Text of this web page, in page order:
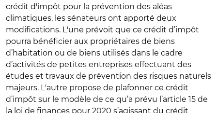
crédit d'impôt pour la prévention des aléas
climatiques, les sénateurs ont apporté deux
modifications. L'une prévoit que ce crédit d’impôt
pourra bénéficier aux propriétaires de biens
d’habitation ou de biens utilisés dans le cadre
d’activités de petites entreprises effectuant des
études et travaux de prévention des risques naturels
majeurs. L'autre propose de plafonner ce crédit
d’impôt sur le modèle de ce qu’a prévu l’article 15 de
la loi de finances pour 2020 s’agissant du crédit